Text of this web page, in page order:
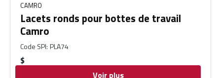
CAMRO
Lacets ronds pour bottes de travail
Camro
Code SPI: PLA74
$
Voir plus